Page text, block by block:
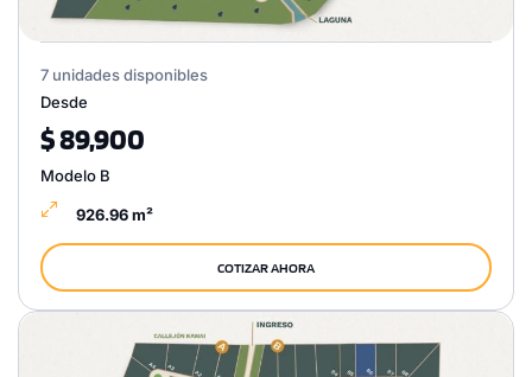
7 unidades disponibles
Desde
$ 89,900
Modelo B
926.96 m²
COTIZAR AHORA